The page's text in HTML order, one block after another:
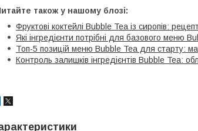
також у нашому блозі:
Фруктові коктейлі Bubble Tea із сиропів:
Які інгредієнти потрібні для базового меню
Топ-5 позицій меню Bubble Tea для старту:
Контроль залишків інгредієнтів Bubble Tea: